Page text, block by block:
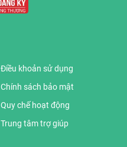
Điều khoản sử dụng
Chính sách bảo mật
Quy chế hoạt động
Trung tâm trợ giúp